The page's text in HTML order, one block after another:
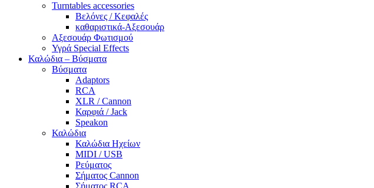
Turntables accessories
Βελόνες / Κεφαλές
καθαριστικά-Αξεσουάρ
Αξεσουάρ Φωτισμού
Υγρά Special Effects
Καλώδια – Βύσματα
Βύσματα
Adaptors
RCA
XLR / Cannon
Καρφιά / Jack
Speakon
Καλώδια
Καλώδια Ηχείων
MIDI / USB
Ρεύματος
Σήματος Cannon
Σήματος RCA